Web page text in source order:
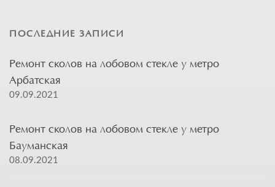
ПОСЛЕДНИЕ ЗАПИСИ
Ремонт сколов на лобовом стекле у метро
Арбатская
09.09.2021
Ремонт сколов на лобовом стекле у метро
Бауманская
08.09.2021